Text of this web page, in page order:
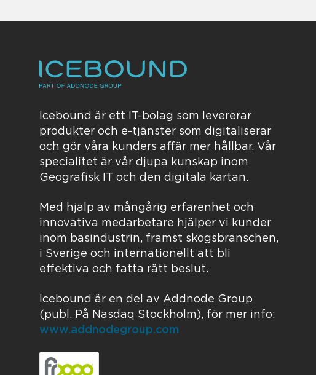
Icebound är ett IT-bolag som levererar
produkter och e-tjänster som digitaliserar
och gör våra kunders affär mer hållbar. Vår
specialitet är vår djupa kunskap inom
Geografisk IT och den digitala kartan.
Med hjälp av mångårig erfarenhet och
innovativa medarbetare hjälper vi kunder
inom basindustrin, främst skogsbranschen,
i Sverige och internationellt att bli
effektiva och fatta rätt beslut.
Icebound är en del av Addnode Group
(publ. På Nasdaq Stockholm), för mer info:
www.addnodegroup.com